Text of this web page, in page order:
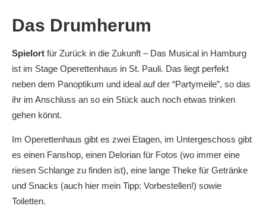
Das Drumherum
Spielort für Zurück in die Zukunft – Das Musical in Hamburg
ist im Stage Operettenhaus in St. Pauli. Das liegt perfekt
neben dem Panoptikum und ideal auf der “Partymeile”, so das
ihr im Anschluss an so ein Stück auch noch etwas trinken
gehen könnt.
Im Operettenhaus gibt es zwei Etagen, im Untergeschoss gibt
es einen Fanshop, einen Delorian für Fotos (wo immer eine
riesen Schlange zu finden ist), eine lange Theke für Getränke
und Snacks (auch hier mein Tipp: Vorbestellen!) sowie
Toiletten.